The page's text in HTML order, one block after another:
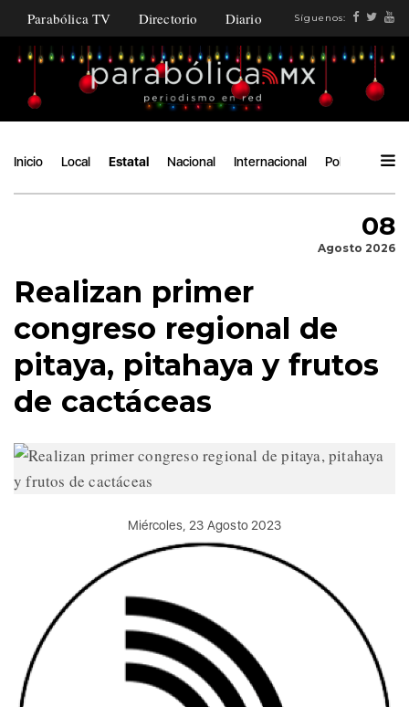
Parabólica TV Directorio Diario Síguenos:
Inicio Local Estatal Nacional Internacional Política
08
Agosto 2026
Realizan primer
congreso regional de
pitaya, pitahaya y frutos
de cactáceas
Miércoles, 23 Agosto 2023